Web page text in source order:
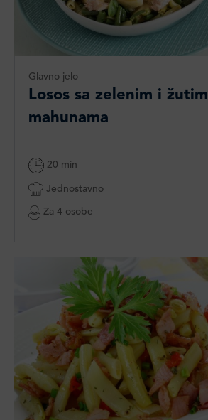
Glavno jelo
Losos sa zelenim i žutim
mahunama
20 min
Jednostavno
Za 4 osobe